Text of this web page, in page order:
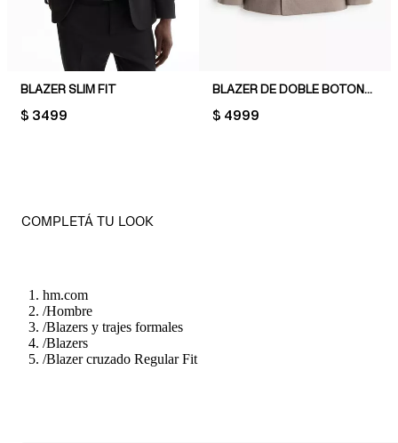
BLAZER SLIM FIT
PRICE:
$ 3499
BLAZER DE DOBLE BOTONADURA RELAXED FIT
PRICE:
$ 4999
COMPLETÁ TU LOOK
hm.com
/Hombre
/Blazers y trajes formales
/Blazers
/Blazer cruzado Regular Fit